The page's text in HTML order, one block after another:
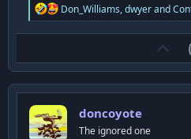
R
e
a
i
o
n
s
:
Don_Williams,dwyerand
p
v
doncoyote
The ignored one